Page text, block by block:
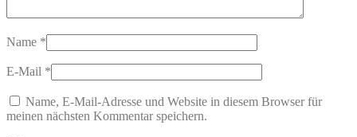
Name *
E-Mail *
Name, E-Mail-Adresse und Website in diesem Browser für
meinen nächsten Kommentar speichern.